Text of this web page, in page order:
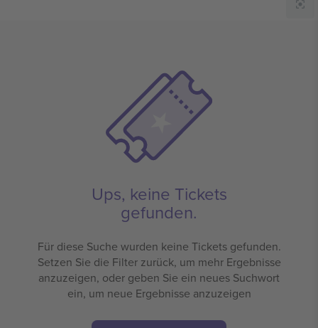
Ups, keine Tickets
gefunden.
Für diese Suche wurden keine Tickets gefunden.
Setzen Sie die Filter zurück, um mehr Ergebnisse
anzuzeigen, oder geben Sie ein neues Suchwort
ein, um neue Ergebnisse anzuzeigen